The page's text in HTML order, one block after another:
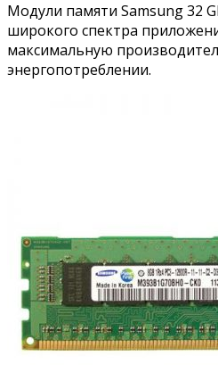
Модули памяти Samsung 32
широкого спектра
максимальную
энергопотреблении.